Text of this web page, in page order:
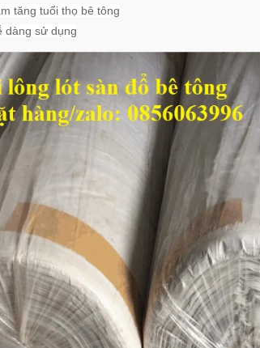
tăng tuổi thọ bê tông
dàng sử dụng